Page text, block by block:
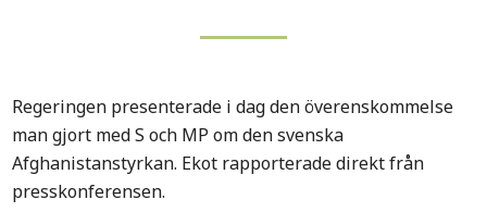
Regeringen presenterade i dag den överenskommelse
man gjort med S och MP om den svenska
Afghanistanstyrkan. Ekot rapporterade direkt från
presskonferensen.